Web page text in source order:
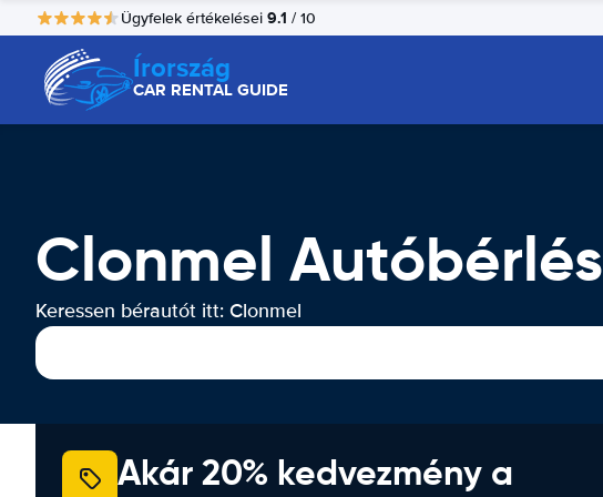
Ügyfelek értékelései 9.1 / 10
Írország
CAR RENTAL GUIDE
Clonmel Autóbérlés
Keressen bérautót itt: Clonmel
Akár 20% kedvezmény a